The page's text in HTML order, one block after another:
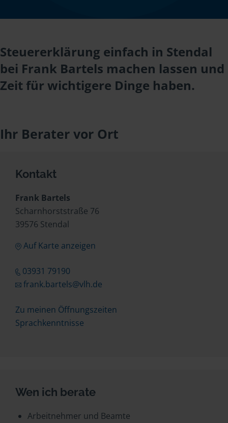
Steuererklärung einfach in Stendal
bei Frank Bartels machen lassen und
Zeit für wichtigere Dinge haben.
Ihr Berater vor Ort
Kontakt
Frank Bartels
Scharnhorststraße 76
39576 Stendal
Auf Karte anzeigen
03931 79190
frank.bartels@vlh.de
Zu meinen Öffnungszeiten
Sprachkenntnisse
Wen ich berate
Arbeitnehmer und Beamte